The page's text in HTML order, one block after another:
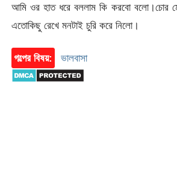
আমি ওর হাত ধরে বললাম কি করবো বলো।চোর
এতোকিছু রেখে মনটাই চুরি করে নিলো।
গল্পের বিষয়: ভালবাসা